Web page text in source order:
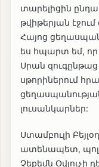
տարելիցին
թվիթերյան էջում
Հայոց
ես հպարտ եմ, որ
Սրան
սթորիներում
լուսանկարներ:
Ստամբուլի
ատենապետ,
Չեքեմն Օվյուչի